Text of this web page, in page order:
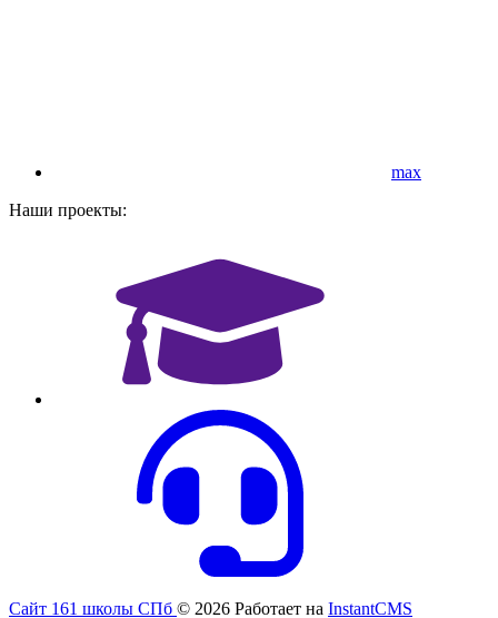
max
Наши проекты:
Сайт 161 школы СПб © 2026 Работает на InstantCMS